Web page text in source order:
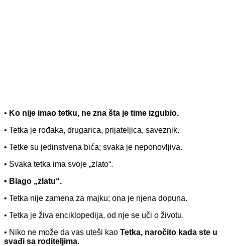
• Ko nije imao tetku, ne zna šta je time izgubio.
• Tetka je rođaka, drugarica, prijateljica, saveznik.
• Tetke su jedinstvena bića; svaka je neponovljiva.
• Svaka tetka ima svoje „zlato“.
• Blago „zlatu“.
• Tetka nije zamena za majku; ona je njena dopuna.
• Tetka je živa enciklopedija, od nje se uči o životu.
• Niko ne može da vas uteši kao Tetka, naročito kada ste u
svađi sa roditeljima.